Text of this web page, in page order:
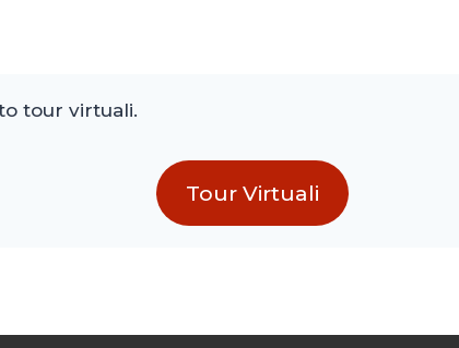
tour virtuali.
Tour Virtuali